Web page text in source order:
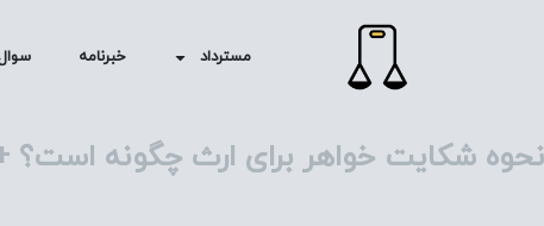
مسترداد خبرنامه
نحوه شکایت خواهر برای ارث چگونه است؟